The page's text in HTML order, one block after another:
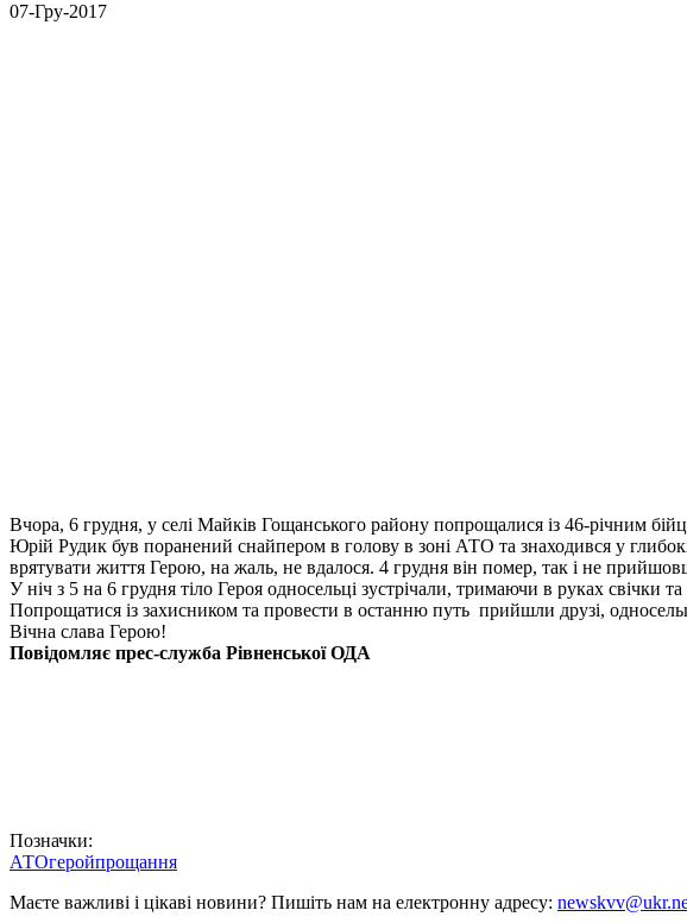
07-Гру-2017
Вчора, 6 грудня, у селі Майків Гощанського району попрощалися із 46-річним
Юрій Рудик був поранений снайпером в голову в зоні АТО та знаходився у
врятувати життя Герою, на жаль, не вдалося. 4 грудня він помер, так і не
У ніч з 5 на 6 грудня тіло Героя односельці зустрічали, тримаючи в руках свічки та
Попрощатися із захисником та провести в останню путь прийшли друзі,
Вічна слава Герою!
Повідомляє прес-служба Рівненської ОДА
Позначки:
АТОгеройпрощання
Маєте важливі і цікаві новини? Пишіть нам на електронну адресу: